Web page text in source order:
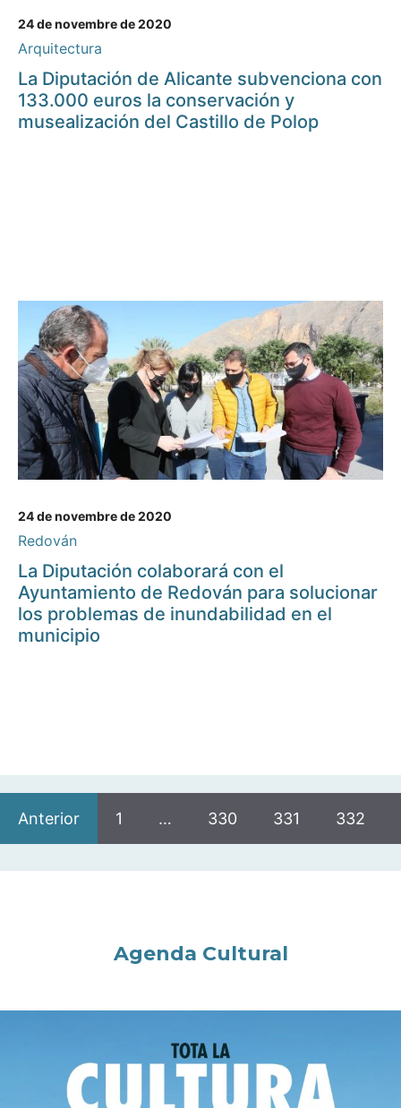
24 de novembre de 2020
Arquitectura
La Diputación de Alicante subvenciona con
133.000 euros la conservación y
musealización del Castillo de Polop
24 de novembre de 2020
Redován
La Diputación colaborará con el
Ayuntamiento de Redován para solucionar
los problemas de inundabilidad en el
municipio
Anterior 1 … 330 331 332
Agenda Cultural